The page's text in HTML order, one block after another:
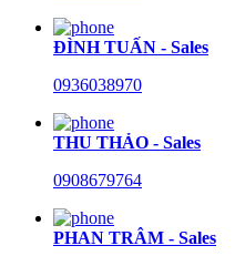
ĐÌNH TUẤN - Sales
0936038970
THU THẢO - Sales
0908679764
PHAN TRÂM - Sales